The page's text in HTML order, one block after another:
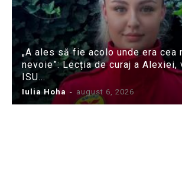
„A ales să fie acolo unde era cea
nevoie”: Lecția de curaj a Alexiei,
ISU...
Iulia Hoha - august 6, 2026